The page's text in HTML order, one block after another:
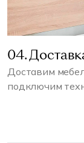
04.
Доставим
подключим